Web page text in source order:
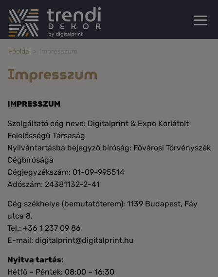
Főoldal Impresszum
Impresszum
IMPRESSZUM
Szolgáltató cég neve: Digitalprint & Expo Korlátolt
Felelősségű Társaság
Nyilvántartásba bejegyző bíróság: Fővárosi Törvényszék
Cégbírósága
Cégjegyzékszám: 01-09-995514
Adószám: 24381132-2-41
Cég székhelye (bemutatóterem): 1139 Budapest, Fáy
utca 8.
Tel.: +36 1 237 09 86
E-mail: digitalprint@digitalprint.hu
Nyitva tartás:
Hétfő – Péntek: 08:00 – 16:30